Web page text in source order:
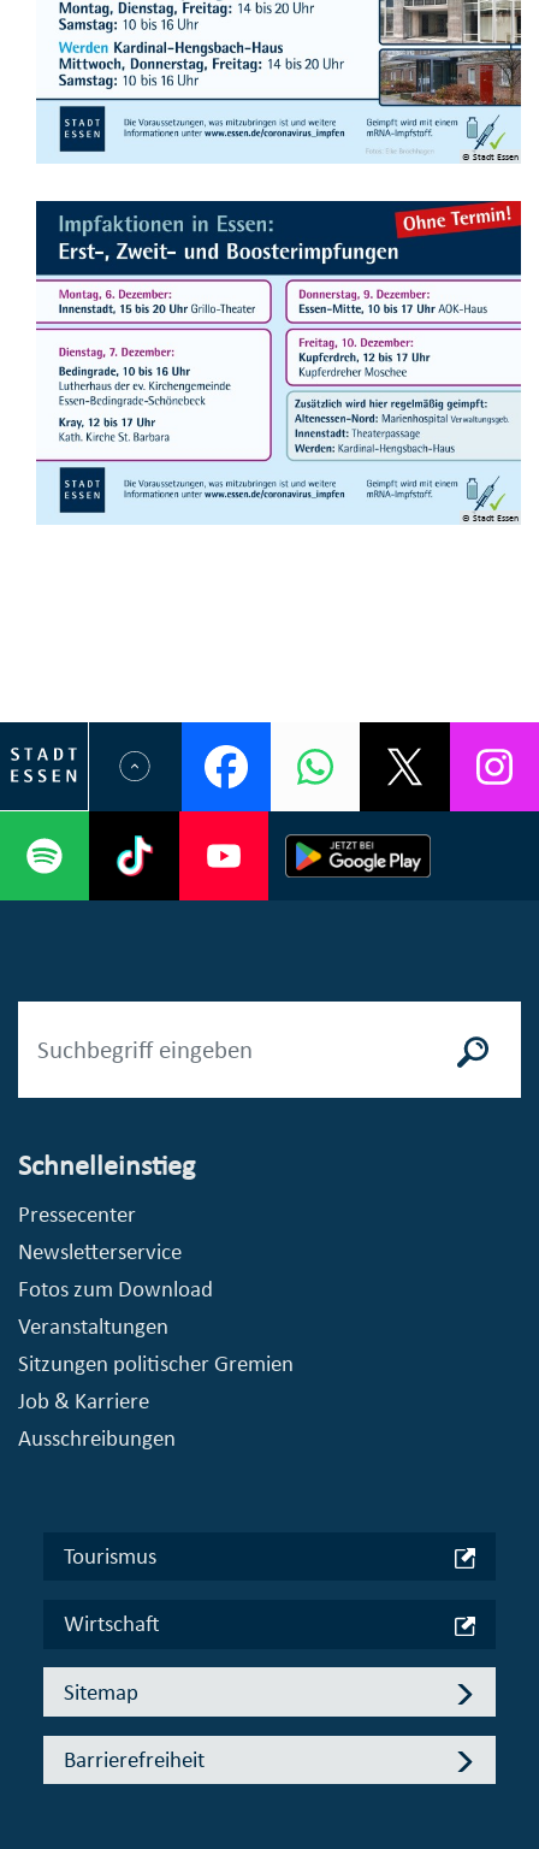
© Stadt Essen
© Stadt Essen
Schnelleinstieg
Pressecenter
Newsletterservice
Fotos zum Download
Veranstaltungen
Sitzungen politischer Gremien
Job & Karriere
Ausschreibungen
Tourismus
Wirtschaft
Sitemap
Barrierefreiheit